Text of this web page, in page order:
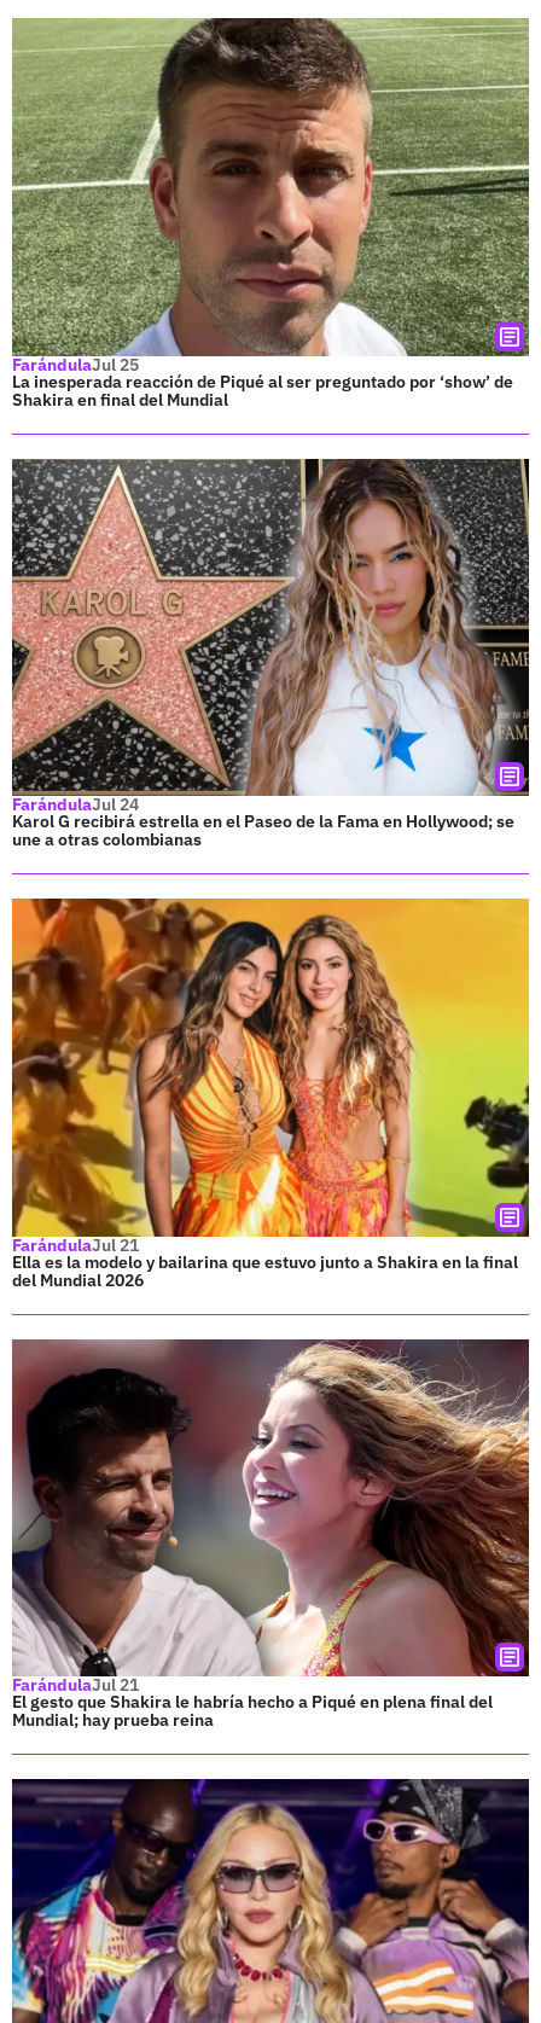
FarándulaJul 25
La inesperada reacción de Piqué al ser preguntado por ‘show’ de
Shakira en final del Mundial
FarándulaJul 24
Karol G recibirá estrella en el Paseo de la Fama en Hollywood; se
une a otras colombianas
FarándulaJul 21
Ella es la modelo y bailarina que estuvo junto a Shakira en la final
del Mundial 2026
FarándulaJul 21
El gesto que Shakira le habría hecho a Piqué en plena final del
Mundial; hay prueba reina